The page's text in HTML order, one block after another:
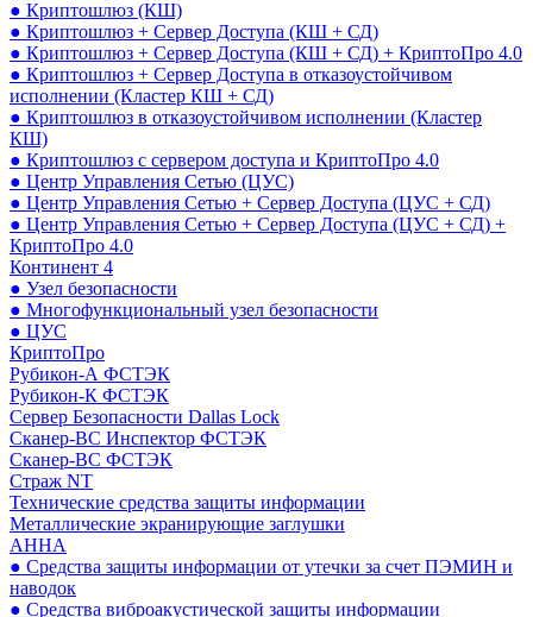
● Криптошлюз (КШ)
● Криптошлюз + Сервер Доступа (КШ + СД)
● Криптошлюз + Сервер Доступа (КШ + СД) + КриптоПро 4.0
● Криптошлюз + Сервер Доступа в отказоустойчивом
исполнении (Кластер КШ + СД)
● Криптошлюз в отказоустойчивом исполнении (Кластер
КШ)
● Криптошлюз с сервером доступа и КриптоПро 4.0
● Центр Управления Сетью (ЦУС)
● Центр Управления Сетью + Сервер Доступа (ЦУС + СД)
● Центр Управления Сетью + Сервер Доступа (ЦУС + СД) +
КриптоПро 4.0
Континент 4
● Узел безопасности
● Многофункциональный узел безопасности
● ЦУС
КриптоПро
Рубикон-А ФСТЭК
Рубикон-К ФСТЭК
Сервер Безопасности Dallas Lock
Сканер-ВС Инспектор ФСТЭК
Сканер-ВС ФСТЭК
Страж NT
Технические средства защиты информации
Металлические экранирующие заглушки
АННА
● Средства защиты информации от утечки за счет ПЭМИН и
наводок
● Средства виброакустической защиты информации